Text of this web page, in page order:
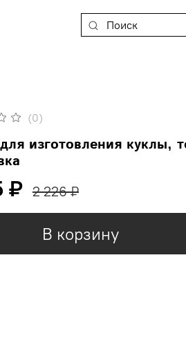
(0)
изготовления куклы,
₽ 2 226 ₽
В корзину